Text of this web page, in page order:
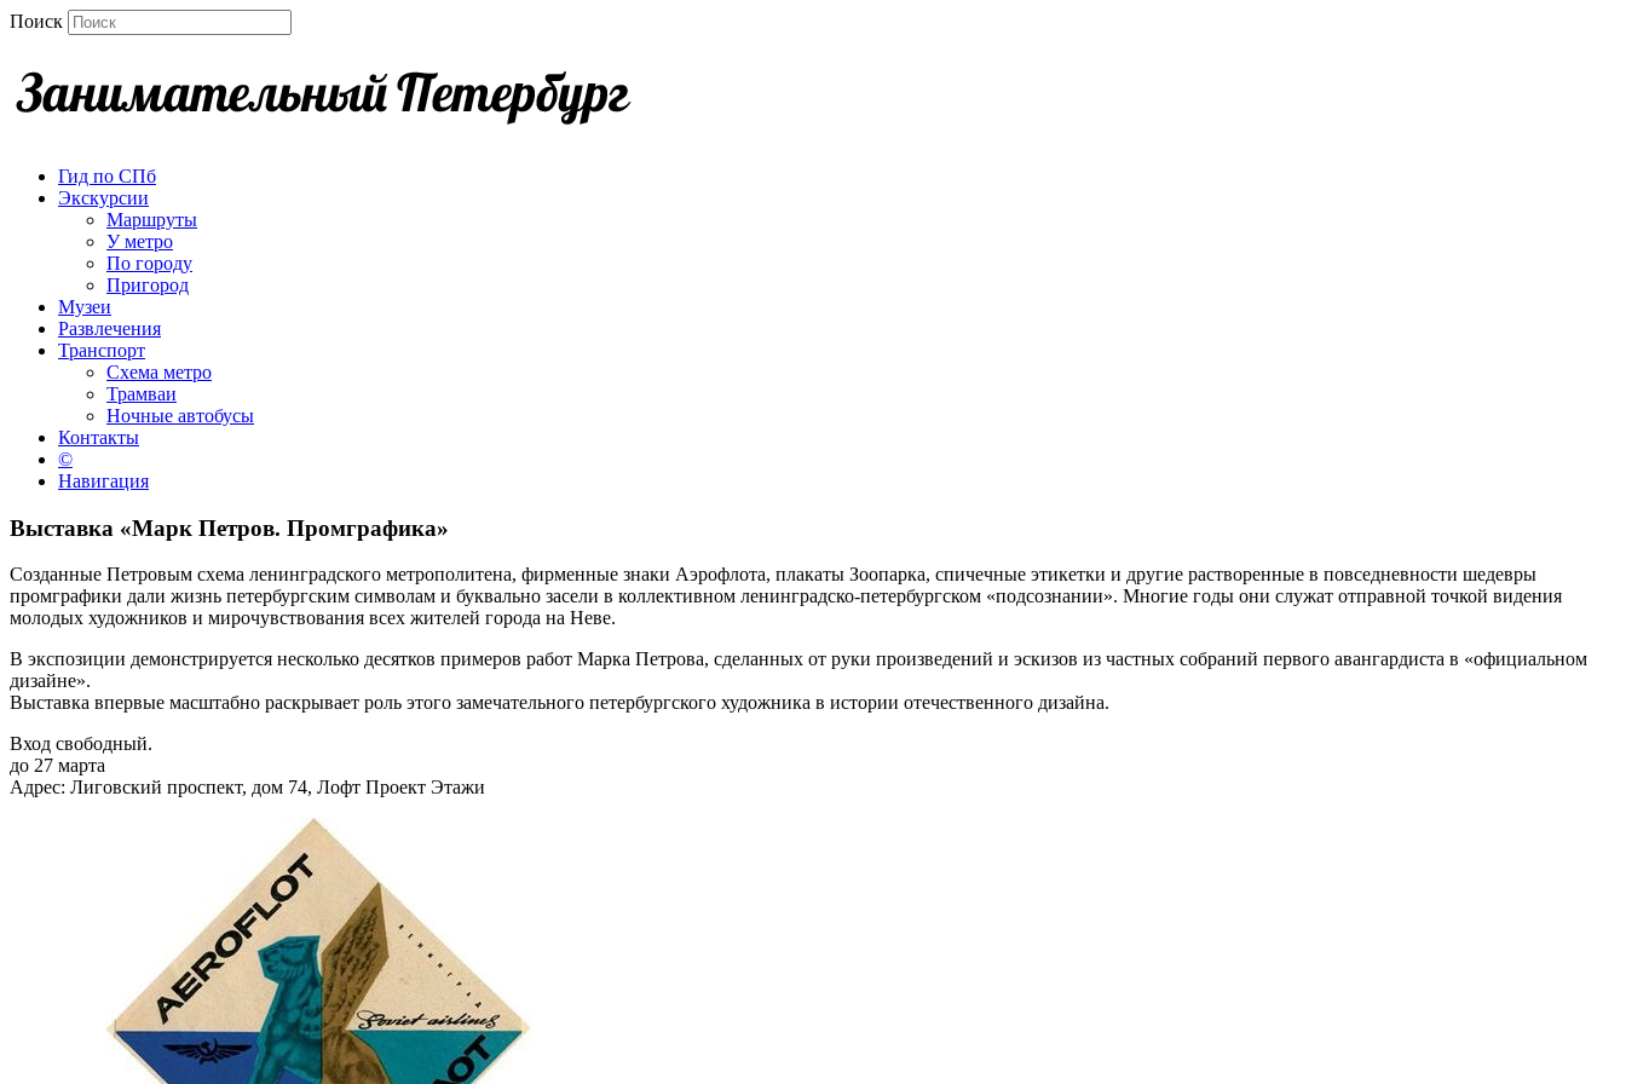
Поиск
Гид по СПб
Экскурсии
Маршруты
У метро
По городу
Пригород
Музеи
Развлечения
Транспорт
Схема метро
Трамваи
Ночные автобусы
Контакты
©
Навигация
Выставка «Марк Петров. Промграфика»
Созданные Петровым схема ленинградского метрополитена, фирменные знаки Аэрофлота, плакаты Зоопарка, спичечные этикетки и другие растворенные в повседневности шедевры
промграфики дали жизнь петербургским символам и буквально засели в коллективном ленинградско-петербургском «подсознании». Многие годы они служат отправной точкой видения
молодых художников и мирочувствования всех жителей города на Неве.
В экспозиции демонстрируется несколько десятков примеров работ Марка Петрова, сделанных от руки произведений и эскизов из частных собраний первого авангардист а в «официальном
дизайне».
Выставка впервые масштабно раскрывает роль этого замечательного петербургского художника в истории отечественного дизайна.
Вход свободный.
до 27 марта
Адрес: Лиговский проспект, дом 74, Лофт Проект Этажи